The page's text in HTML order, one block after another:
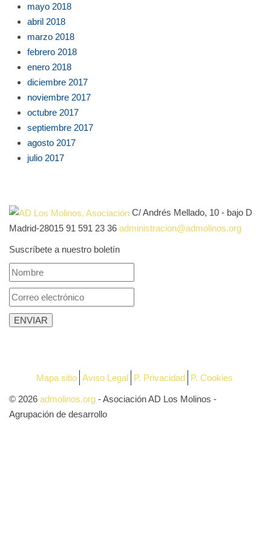
mayo 2018
abril 2018
marzo 2018
febrero 2018
enero 2018
diciembre 2017
noviembre 2017
octubre 2017
septiembre 2017
agosto 2017
julio 2017
C/ Andrés Mellado, 10 - bajo D
Madrid-28015 91 591 23 36 administracion@admolinos.org
Suscríbete a nuestro boletín
Mapa sitio Aviso Legal P. Privacidad P. Cookies
© 2026 admolinos.org - Asociación AD Los Molinos -
Agrupación de desarrollo